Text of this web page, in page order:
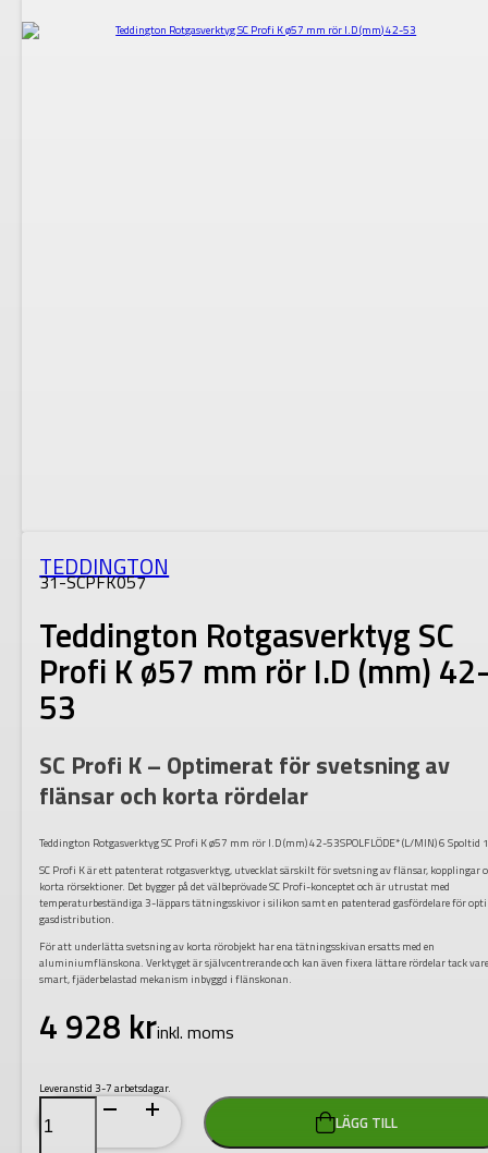
TEDDINGTON
31-SCPFK057
Teddington Rotgasverktyg SC
Profi K ø57 mm rör I.D (mm)
53
SC Profi K – Optimerat för svetsning av
flänsar och korta rördelar
Teddington Rotgasverktyg SC Profi K ø57 mm rör I.D (mm) 42-53SPOLFLÖDE* (L/MIN) 6 Spoltid
SC Profi K är ett patenterat rotgasverktyg, utvecklat särskilt för svetsning av flänsar, kopplingar
korta rörsektioner. Det bygger på det välbeprövade SC Profi-konceptet och är utrustat med
temperaturbeständiga 3-läppars tätningsskivor i silikon samt en patenterad gasfördelare för
gasdistribution.
För att underlätta svetsning av korta rörobjekt har ena tätningsskivan ersatts med en
aluminiumflänskona. Verktyget är självcentrerande och kan även fixera lättare rördelar tack
smart, fjäderbelastad mekanism inbyggd i flänskonan.
4 928 krinkl. moms
Leveranstid 3-7 arbetsdagar.
Teddington
Rotgasverktyg
SC
LÄGG TILL